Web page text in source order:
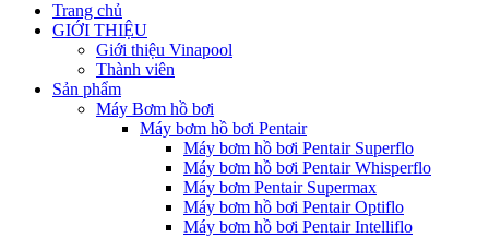
Trang chủ
GIỚI THIỆU
Giới thiệu Vinapool
Thành viên
Sản phẩm
Máy Bơm hồ bơi
Máy bơm hồ bơi Pentair
Máy bơm hồ bơi Pentair Superflo
Máy bơm hồ bơi Pentair Whisperflo
Máy bơm Pentair Supermax
Máy bơm hồ bơi Pentair Optiflo
Máy bơm hồ bơi Pentair Intelliflo